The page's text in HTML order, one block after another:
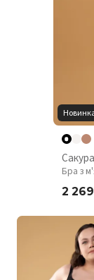
Сакура
Бра з
2 269